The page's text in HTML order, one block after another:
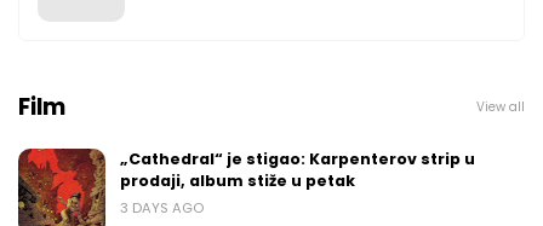
Film View all
„Cathedral“ je stigao: Karpenterov strip u
prodaji, album stiže u petak
3 DAYS AGO